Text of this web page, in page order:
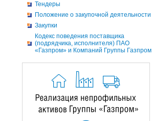
Тендеры
Положение о закупочной деятельности
Закупки
Кодекс поведения поставщика
(подрядчика, исполнителя) ПАО
«Газпром» и Компаний Группы Газпром